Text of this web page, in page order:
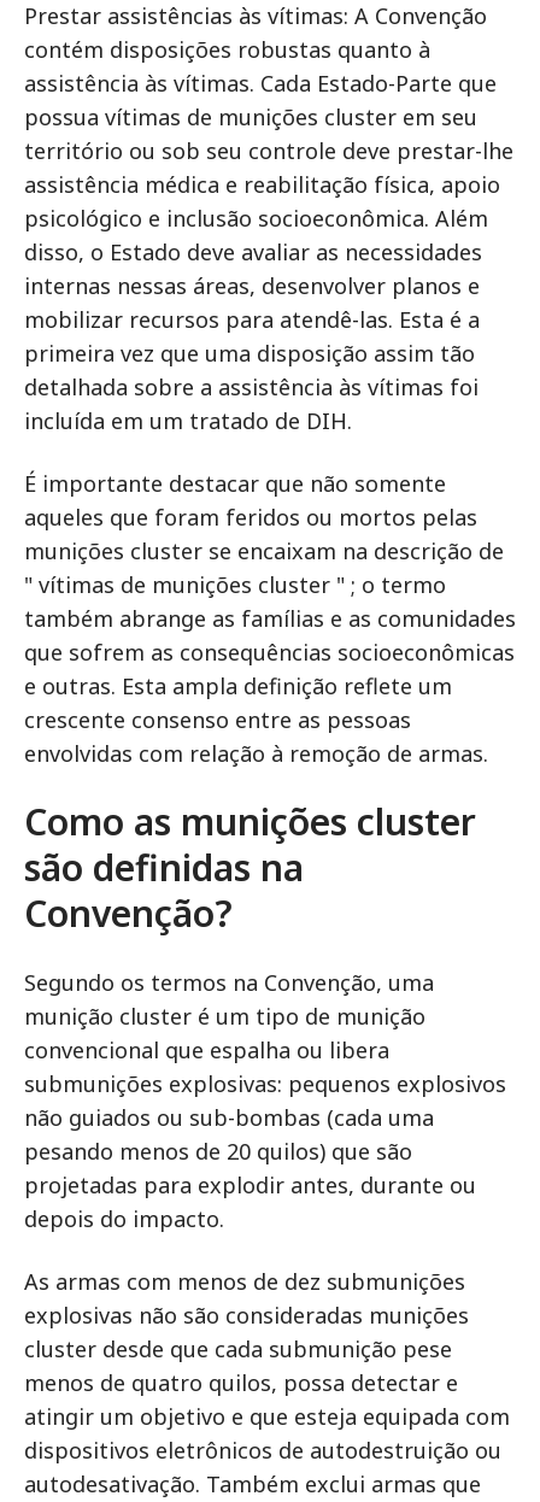
Prestar assistências às vítimas: A Convenção
contém disposições robustas quanto à
assistência às vítimas. Cada Estado-Parte que
possua vítimas de munições cluster em seu
território ou sob seu controle deve prestar-lhe
assistência médica e reabilitação física, apoio
psicológico e inclusão socioeconômica. Além
disso, o Estado deve avaliar as necessidades
internas nessas áreas, desenvolver planos e
mobilizar recursos para atendê-las. Esta é a
primeira vez que uma disposição assim tão
detalhada sobre a assistência às vítimas foi
incluída em um tratado de DIH.
É importante destacar que não somente
aqueles que foram feridos ou mortos pelas
munições cluster se encaixam na descrição de
" vítimas de munições cluster " ; o termo
também abrange as famílias e as comunidades
que sofrem as consequências socioeconômicas
e outras. Esta ampla definição reflete um
crescente consenso entre as pessoas
envolvidas com relação à remoção de armas.
Como as munições cluster
são definidas na
Convenção?
Segundo os termos na Convenção, uma
munição cluster é um tipo de munição
convencional que espalha ou libera
submunições explosivas: pequenos explosivos
não guiados ou sub-bombas (cada uma
pesando menos de 20 quilos) que são
projetadas para explodir antes, durante ou
depois do impacto.
As armas com menos de dez submunições
explosivas não são consideradas munições
cluster desde que cada submunição pese
menos de quatro quilos, possa detectar e
atingir um objetivo e que esteja equipada com
dispositivos eletrônicos de autodestruição ou
autodesativação. Também exclui armas que